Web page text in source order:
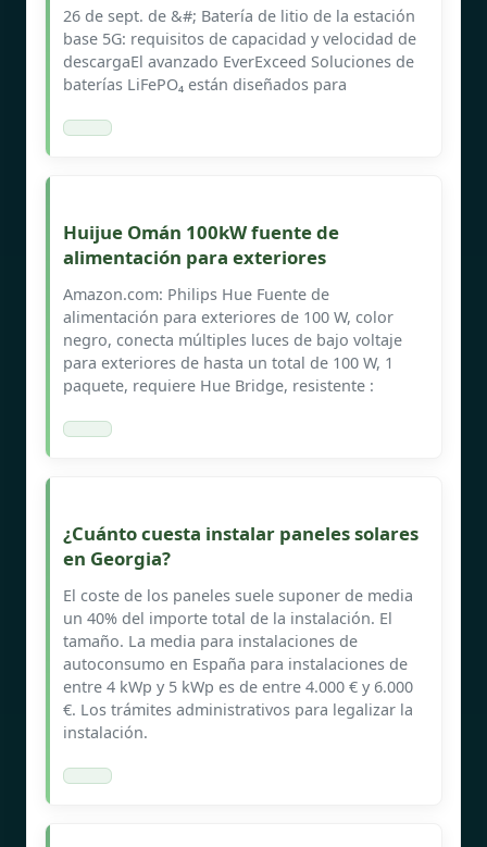
26 de sept. de &#; Batería de litio de la estación
base 5G: requisitos de capacidad y velocidad de
descargaEl avanzado EverExceed Soluciones de
baterías LiFePO₄ están diseñados para
Huijue Omán 100kW fuente de
alimentación para exteriores
Amazon.com: Philips Hue Fuente de
alimentación para exteriores de 100 W, color
negro, conecta múltiples luces de bajo voltaje
para exteriores de hasta un total de 100 W, 1
paquete, requiere Hue Bridge, resistente :
¿Cuánto cuesta instalar paneles solares
en Georgia?
El coste de los paneles suele suponer de media
un 40% del importe total de la instalación. El
tamaño. La media para instalaciones de
autoconsumo en España para instalaciones de
entre 4 kWp y 5 kWp es de entre 4.000 € y 6.000
€. Los trámites administrativos para legalizar la
instalación.